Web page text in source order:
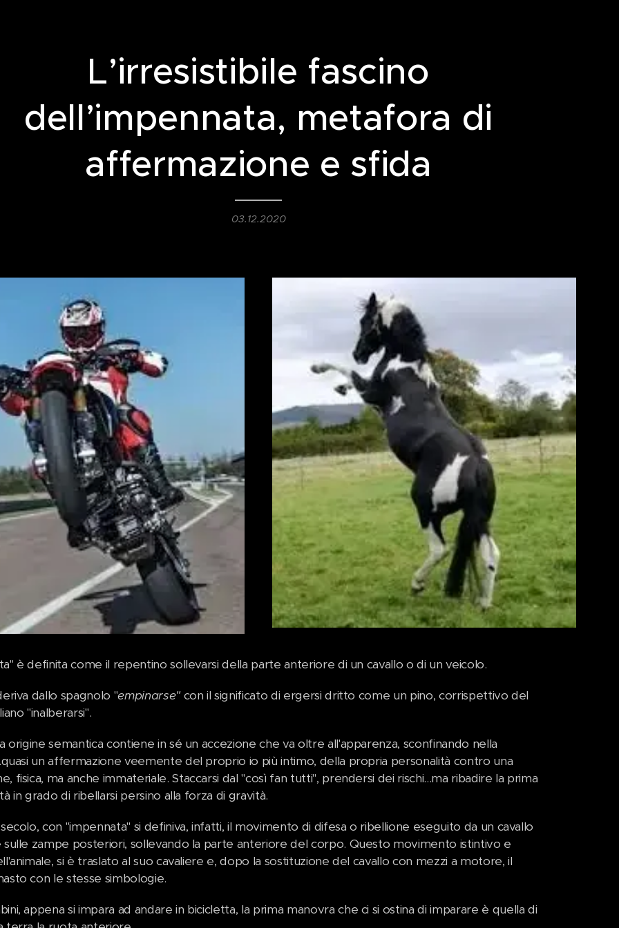
L’irresistibile fascino
dell’impennata, metafora di
affermazione e sfida
03.12.2020
è definita come il repentino sollevarsi della parte anteriore di un cavallo o di un veicolo.
dallo spagnolo "empinarse"con il significato di ergersi dritto come un pino, corrispettivo del
"inalberarsi".
origine semantica contiene in sé un accezione che va oltre all'apparenza, sconfinando nella
un affermazione veemente del proprio io più intimo, della propria personalità contro una
fisica, ma anche immateriale. Staccarsi dal "così fan tutti", prendersi dei rischi...ma ribadire la prima
in grado di ribellarsi persino alla forza di gravità.
con "impennata" si definiva, infatti, il movimento di difesa o ribellione eseguito da un cavallo
sulle zampe posteriori, sollevando la parte anteriore del corpo. Questo movimento istintivo e
si è traslato al suo cavaliere e, dopo la sostituzione del cavallo con mezzi a motore, il
con le stesse simbologie.
appena si impara ad andare in bicicletta, la prima manovra che ci si ostina di imparare è quella di